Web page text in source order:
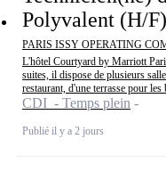
Polyvalent (H/F)
PARIS ISSY OPERATING
L'hôtel Courtyard by Marriott
suites, il dispose de plusieurs
restaurant, d'une terrasse pour les
CDI - Temps plein
Publié il y a 2 jours